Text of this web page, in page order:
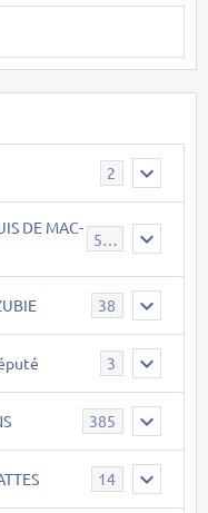
2
DE MAC-
543
38
3
385
14